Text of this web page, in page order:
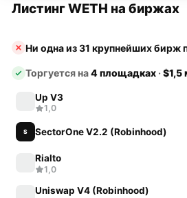
Листинг WETH на биржах
Ни одна из 31 крупнейших бирж
Торгуется на4 площадках ·$1,5
Up V3
1,0
S SectorOne V2.2 (Robinhood)
Rialto
1,0
Uniswap V4 (Robinhood)